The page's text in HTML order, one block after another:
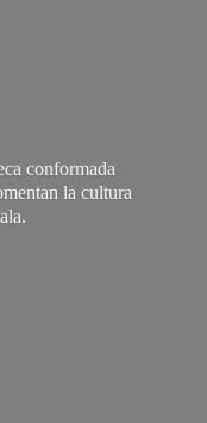
conformada
la cultura